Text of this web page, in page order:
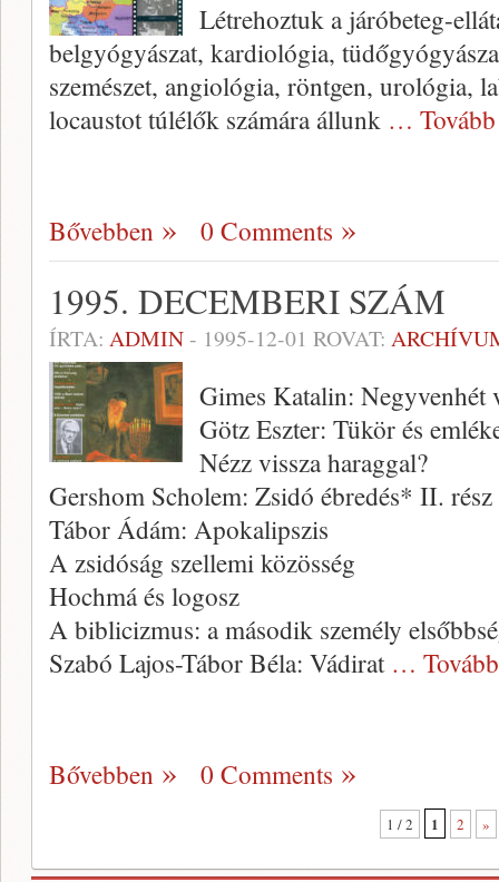
Létrehoztuk a járóbeteg-
belgyógyászat, kardiológia,
szemészet, angiológia, röntgen, urológia,
locaustot túlélők számára állunk …
Bővebben 0 Comments
1995. DECEMBERI SZÁM
ÍRTA: ADMIN- 1995-12-01 ROVAT:
Gimes Katalin: Negyvenhét
Götz Eszter: Tükör és
Nézz vissza haraggal?
Gershom Scholem: Zsidó ébredés* II. rész
Tábor Ádám: Apokalipszis
A zsidóság szellemi közösség
Hochmá és logosz
A biblicizmus: a második személy
Szabó Lajos-Tábor Béla: Vádirat …
Bővebben 0 Comments
1 / 2 1 2 »